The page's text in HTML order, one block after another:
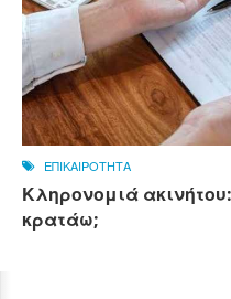
ΕΠΙΚΑΙΡΟΤΗΤΑ
Κληρονομιά
κρατάω;